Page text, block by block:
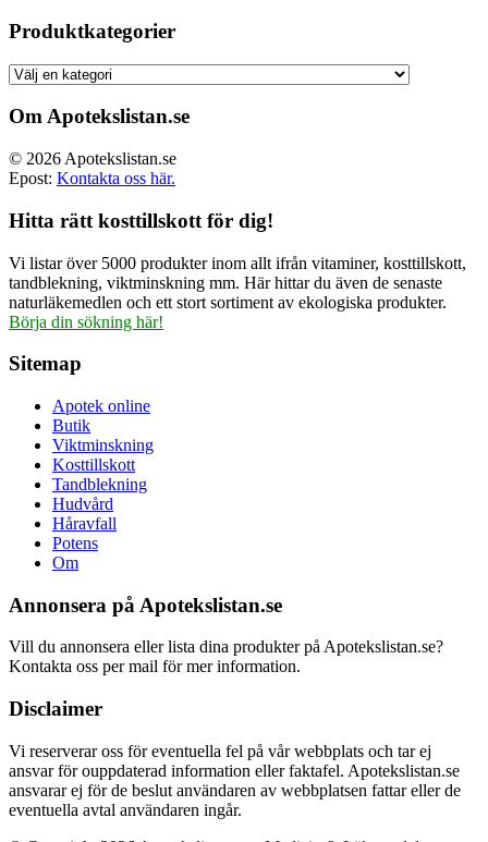
priset
499.00 kr.
priset
är:
374.00 kr.
Produktkategorier
Om Apotekslistan.se
© 2026 Apotekslistan.se
Epost: Kontakta oss här.
Hitta rätt kosttillskott för dig!
Vi listar över 5000 produkter inom allt ifrån vitaminer, kosttillskott,
tandblekning, viktminskning mm. Här hittar du även de senaste
naturläkemedlen och ett stort sortiment av ekologiska produkter.
Börja din sökning här!
Sitemap
Apotek online
Butik
Viktminskning
Kosttillskott
Tandblekning
Hudvård
Håravfall
Potens
Om
Annonsera på Apotekslistan.se
Vill du annonsera eller lista dina produkter på Apotekslistan.se?
Kontakta oss per mail för mer information.
Disclaimer
Vi reserverar oss för eventuella fel på vår webbplats och tar ej
ansvar för ouppdaterad information eller faktafel. Apotekslistan.se
ansvarar ej för de beslut användaren av webbplatsen fattar eller de
eventuella avtal användaren ingår.